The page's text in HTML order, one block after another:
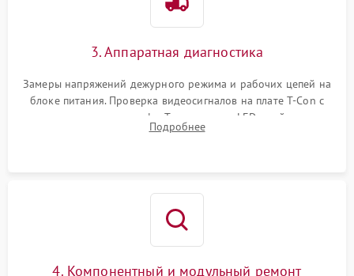
3. Аппаратная диагностика
Замеры напряжений дежурного режима и рабочих цепей на
блоке питания. Проверка видеосигналов на плате T-Con с
помощью осциллографа. Тестирование LED-драйвера и
светодиодных планок подсветки мультиметром.
Подробнее
4. Компонентный и модульный ремонт